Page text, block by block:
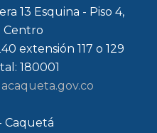
13 Esquina - Piso 4,
Centro
extensión 117 o 129
180001
Caquetá